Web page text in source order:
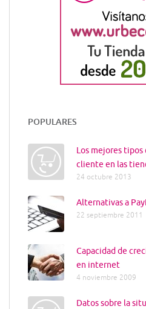
POPULARES
Los mejores
cliente en las
24 octubre 2013
Alternativas a
22 septiembre 2011
Capacidad de
en internet
4 noviembre 2009
Datos sobre la